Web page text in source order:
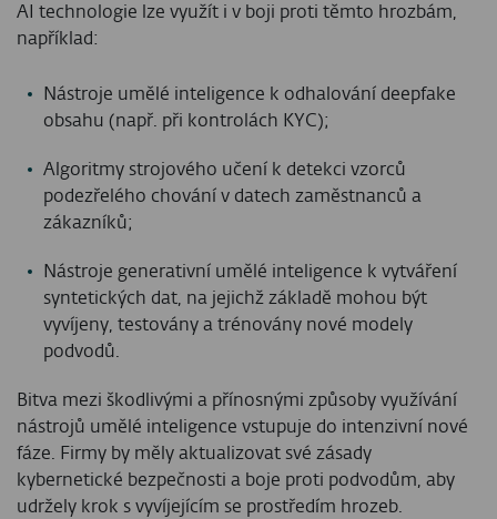
AI technologie lze využít i v boji proti těmto hrozbám,
například:
Nástroje umělé inteligence k odhalování deepfake
obsahu (např. při kontrolách KYC);
Algoritmy strojového učení k detekci vzorců
podezřelého chování v datech zaměstnanců a
zákazníků;
Nástroje generativní umělé inteligence k vytváření
syntetických dat, na jejichž základě mohou být
vyvíjeny, testovány a trénovány nové modely
podvodů.
Bitva mezi škodlivými a přínosnými způsoby využívání
nástrojů umělé inteligence vstupuje do intenzivní nové
fáze. Firmy by měly aktualizovat své zásady
kybernetické bezpečnosti a boje proti podvodům, aby
udržely krok s vyvíjejícím se prostředím hrozeb.